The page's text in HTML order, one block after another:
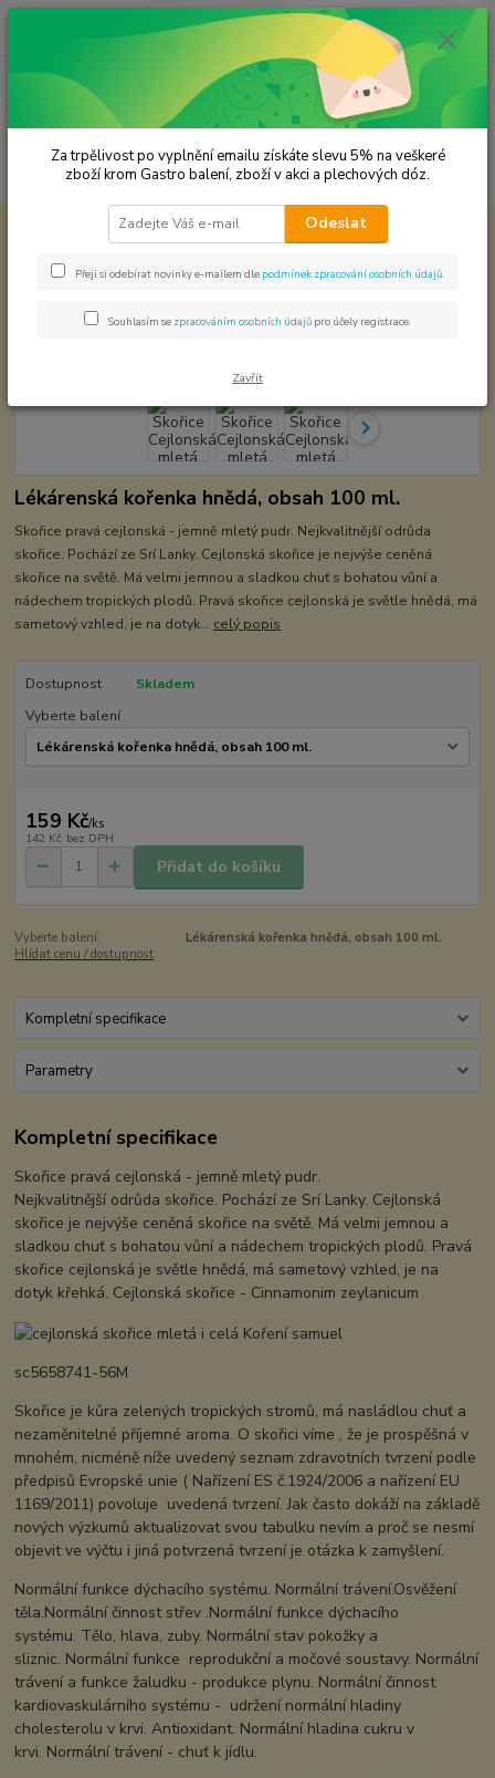
Menu
Hledat
ks
za 0,00 Kč
Premium koření Skořice Cejlonská mletá Prémiová kvalita
Skořice Cejlonská mletá Prémiová
kvalita
Lékárenská kořenka hnědá, obsah 100 ml.
Skořice pravá cejlonská - jemně mletý pudr. Nejkvalitnější odrůda
skořice. Pochází ze Srí Lanky. Cejlonská skořice je nejvýše ceněná
skořice na světě. Má velmi jemnou a sladkou chuť s bohatou vůní a
nádechem tropických plodů. Pravá skořice cejlonská je světle hnědá, má
sametový vzhled, je na dotyk... celý popis
Dostupnost
Skladem
Vyberte balení
159 Kč/ks
142 Kč bez DPH
Přidat do košíku
Vyberte balení:
Lékárenská kořenka hnědá, obsah 100 ml.
Hlídat cenu / dostupnost
Kompletní specifikace
Parametry
Kompletní specifikace
Skořice pravá cejlonská - jemně mletý pudr.
Nejkvalitnější odrůda skořice. Pochází ze Srí Lanky. Cejlonská
skořice je nejvýše ceněná skořice na světě. Má velmi jemnou a
sladkou chuť s bohatou vůní a nádechem tropických plodů. Pravá
skořice cejlonská je světle hnědá, má sametový vzhled, je na
dotyk křehká. Cejlonská skořice - Cinnamonim zeylanicum
sc5658741-56M
Skořice je kůra zelených tropických stromů, má nasládlou chuť a
nezaměnitelné příjemné aroma. O skořici víme , že je prospěšná v
mnohém, nicméně níže uvedený seznam zdravotních tvrzení podle
předpisů Evropské unie ( Nařízení ES č.1924/2006 a nařízení EU
1169/2011) povoluje uvedená tvrzení. Jak často dokáží na základě
nových výzkumů aktualizovat svou tabulku nevím a proč se nesmí
objevit ve výčtu i jiná potvrzená tvrzení je otázka k zamyšlení.
Normální funkce dýchacího systému. Normální trávení.Osvěžení
těla.Normální činnost střev .Normální funkce dýchacího
systému. Tělo, hlava, zuby. Normální stav pokožky a
sliznic. Normální funkce reprodukční a močové soustavy. Normální
trávení a funkce žaludku - produkce plynu. Normální činnost
kardiovaskulárního systému - udržení normální hladiny
cholesterolu v krvi. Antioxidant. Normální hladina cukru v
krvi. Normální trávení - chuť k jídlu.
Za trpělivost po vyplnění emailu získáte slevu 5% na veškeré
zboží krom Gastro balení, zboží v akci a plechových dóz.
Odeslat
Přeji si odebírat novinky e-mailem dle podmínek zpracování osobních údajů
Souhlasím se zpracováním osobních údajů pro účely registrace.
Zavřít